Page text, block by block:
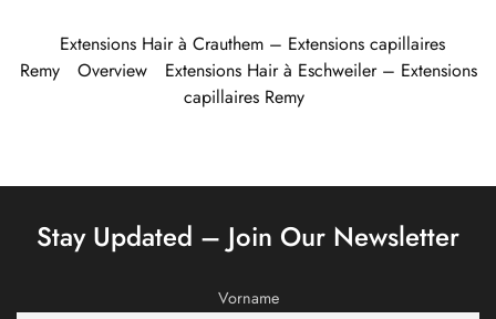
Extensions Hair à Crauthem – Extensions capillaires
Remy
Overview
Extensions Hair à Eschweiler – Extensions
capillaires Remy
Stay Updated – Join Our Newsletter
Vorname